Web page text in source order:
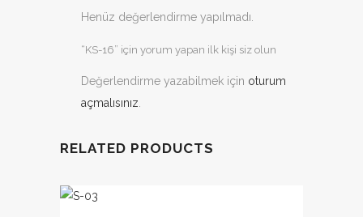
Henüz değerlendirme yapılmadı.
“KS-16” için yorum yapan ilk kişi siz olun
Değerlendirme yazabilmek için oturum
açmalısınız
RELATED PRODUCTS